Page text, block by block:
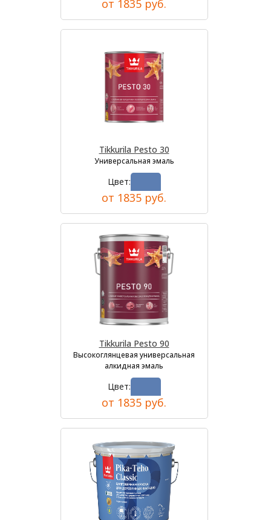
от 1835 руб.
Tikkurila Pesto 30
Универсальная эмаль
Цвет:
от 1835 руб.
Tikkurila Pesto 90
Высокоглянцевая универсальная
алкидная эмаль
Цвет:
от 1835 руб.